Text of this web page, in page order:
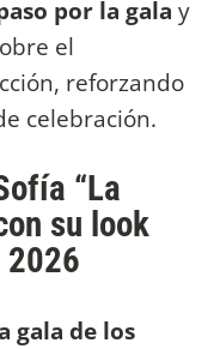
por la gala y
el
reforzando
celebración.
“La
su look
gala de los